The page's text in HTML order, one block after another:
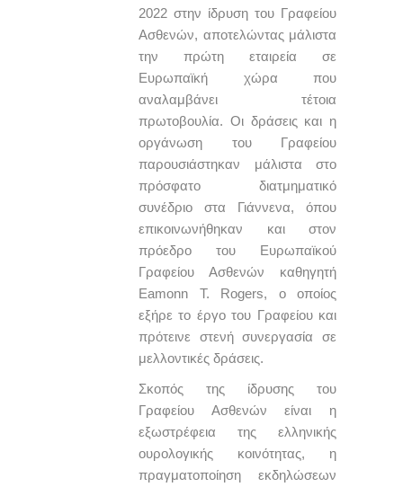
2022 στην ίδρυση του Γραφείου
Ασθενών, αποτελώντας μάλιστα
την πρώτη εταιρεία σε
Ευρωπαϊκή χώρα που
αναλαμβάνει τέτοια
πρωτοβουλία. Οι δράσεις και η
οργάνωση του Γραφείου
παρουσιάστηκαν μάλιστα στο
πρόσφατο διατμηματικό
συνέδριο στα Γιάννενα, όπου
επικοινωνήθηκαν και στον
πρόεδρο του Ευρωπαϊκού
Γραφείου Ασθενών καθηγητή
Eamonn T. Rogers, ο οποίος
εξήρε το έργο του Γραφείου και
πρότεινε στενή συνεργασία σε
μελλοντικές δράσεις.
Σκοπός της ίδρυσης του
Γραφείου Ασθενών είναι η
εξωστρέφεια της ελληνικής
ουρολογικής κοινότητας, η
πραγματοποίηση εκδηλώσεων